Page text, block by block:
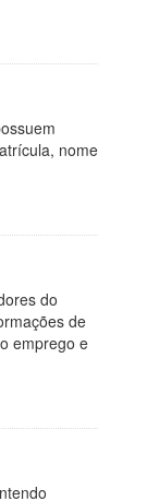
nome
do
de
emprego e